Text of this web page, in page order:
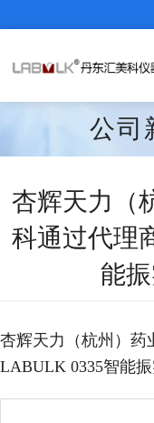
公司
杏辉天力（
科通过代理
能
杏辉天力（杭州）药
LABULK 0335智能